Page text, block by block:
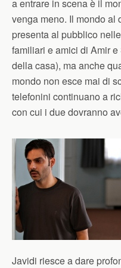
a entrare in scena è il
venga meno. Il mondo al
presenta al pubblico
familiari e amici di Amir e
della casa), ma anche
mondo non esce mai di
telefonini continuano a
con cui i due dovranno
Javidi riesce a dare